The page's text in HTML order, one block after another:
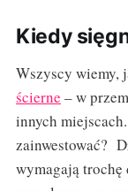
Kiedy
Wszyscy wiemy,
ścierne – w
innych
zainwestować?
wymagają trochę